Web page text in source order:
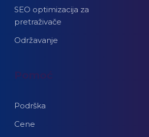
SEO optimizacija za
pretraživače
Održavanje
Pomoć
Podrška
Cene